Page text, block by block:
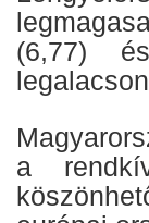
(6,77)
a